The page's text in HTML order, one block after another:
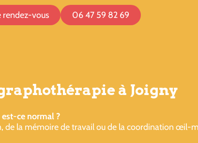
rendez-vous 06 47 59 82 69
à Joigny
ce normal ?
de la mémoire de travail ou de la coordination œil-